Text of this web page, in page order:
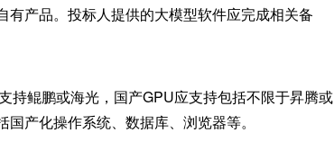
产品。投标人提供的大模型软件应完成相关备
持鲲鹏或海光，国产GPU应支持包括不限于昇腾或
产化操作系统、数据库、浏览器等。